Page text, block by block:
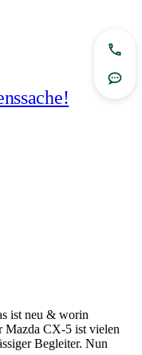
ist neu & worin
Mazda CX-5 ist vielen
Begleiter. Nun
Jetzt